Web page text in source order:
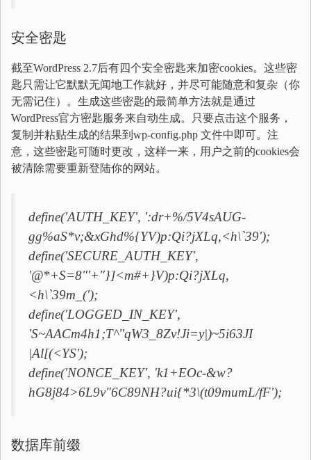
安全密匙
截至WordPress 2.7后有四个安全密匙来加密cookies。这些密
匙只需让它默默无闻地工作就好，并尽可能随意和复杂（你
无需记住）。生成这些密匙的最简单方法就是通过
WordPress官方密匙服务来自动生成。只要点击这个服务，
复制并粘贴生成的结果到wp-config.php 文件中即可。注
意，这些密匙可随时更改，这样一来，用户之前的cookies会
被清除需要重新登陆你的网站。
define('AUTH_KEY', ':dr+%/5V4sAUG-
gg%aS*v;&xGhd%{YV)p:Qi?jXLq,<h\`39');
define('SECURE_AUTH_KEY',
'@*+S=8"'+"}]<m#+}V)p:Qi?jXLq,
<h\`39m_(');
define('LOGGED_IN_KEY',
'S~AACm4h1;T^"qW3_8Zv!Ji=y|)~5i63JI
|Al[(<YS');
define('NONCE_KEY', 'k1+EOc-&w?
hG8j84>6L9v"6C89NH?ui{*3\(t09mumL/fF');
数据库前缀